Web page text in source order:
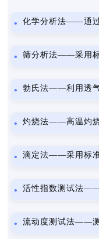
化学分析法——通
筛分析法——采用
勃氏法——利用透
灼烧法——高温灼
滴定法——采用标
活性指数测试法
流动度测试法——